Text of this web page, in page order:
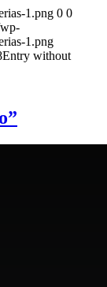
1.png 0 0
1.png
Entry without